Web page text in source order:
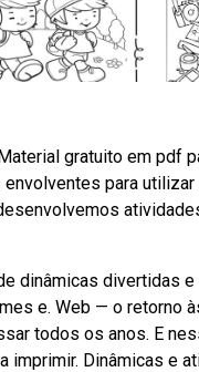
gratuito em pdf
para utilizar
dinâmicas divertidas
e. Web — o retorno
todos os anos. E
imprimir. Dinâmicas e